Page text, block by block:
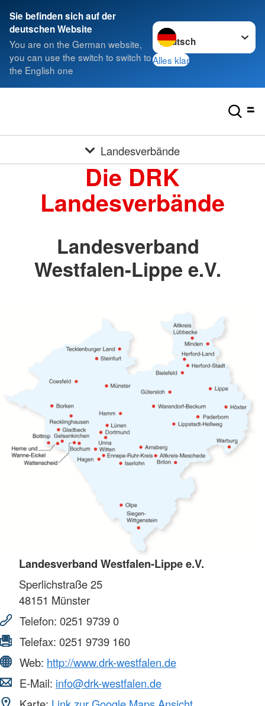
Sie befinden sich auf der
deutschen Website
You are on the German website,
you can use the switch to switch to
the English one
Sprache wechseln zu
Alles klar
Landesverbände
Die DRK
Landesverbände
Landesverband
Westfalen-Lippe e.V.
Landesverband Westfalen-Lippe e.V.
Sperlichstraße 25
48151 Münster
Telefon: 0251 9739 0
Telefax: 0251 9739 160
Web: http://www.drk-westfalen.de
E-Mail: info@drk-westfalen.de